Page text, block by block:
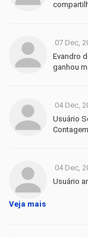
07 Dec,
Evandro
ganhou
04 Dec,
Usuário
04 Dec,
Usuário
Veja mais